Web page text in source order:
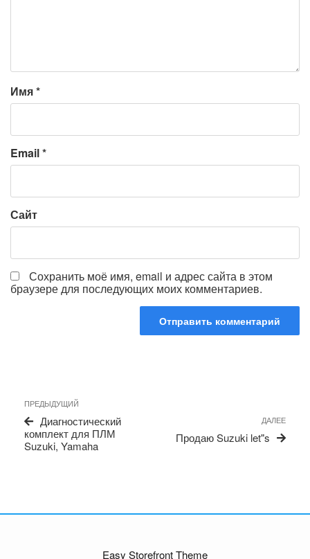
Имя*
Email*
Сайт
Сохранить моё имя, email и адрес сайта в этом
браузере для последующих моих комментариев.
по
записям
Предыдущая
запись
ПРЕДЫДУЩИЙ
Диагностический
комплект для ПЛМ
Suzuki, Yamaha
ДАЛЕЕ
Продаю Suzuki let"s
Easy Storefront Theme